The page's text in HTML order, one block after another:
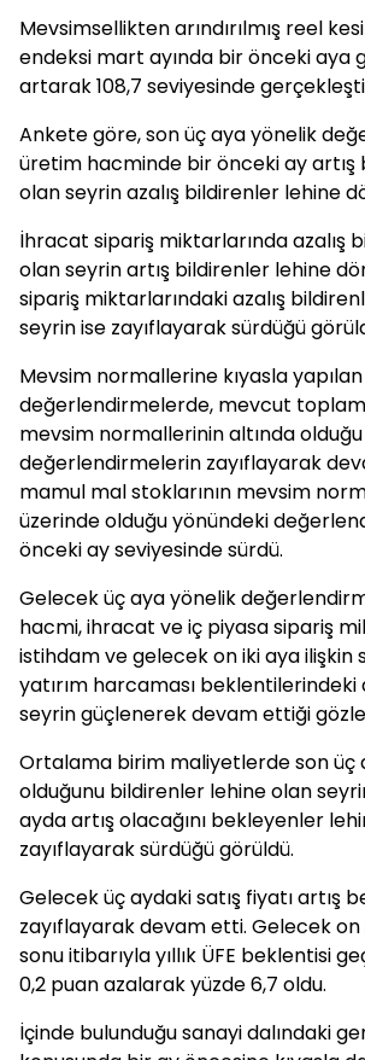
Mevsimsellikten arındırılmış reel
endeksi mart ayında bir önceki aya
artarak 108,7 seviyesinde
Ankete göre, son üç aya yönelik
üretim hacminde bir önceki ay artış
olan seyrin azalış bildirenler lehine
İhracat sipariş miktarlarında azalış
olan seyrin artış bildirenler lehine
sipariş miktarlarındaki azalış
seyrin ise zayıflayarak sürdüğü
Mevsim normallerine kıyasla yapılan
değerlendirmelerde, mevcut
mevsim normallerinin altında
değerlendirmelerin zayıflayarak
mamul mal stoklarının mevsim
üzerinde olduğu yönündeki
önceki ay seviyesinde sürdü.
Gelecek üç aya yönelik
hacmi, ihracat ve iç piyasa sipariş
istihdam ve gelecek on iki aya ilişkin
yatırım harcaması beklentilerindeki
seyrin güçlenerek devam ettiği
Ortalama birim maliyetlerde son üç
olduğunu bildirenler lehine olan
ayda artış olacağını bekleyenler
zayıflayarak sürdüğü görüldü.
Gelecek üç aydaki satış fiyatı artış
zayıflayarak devam etti. Gelecek on
sonu itibarıyla yıllık ÜFE beklentisi
0,2 puan azalarak yüzde 6,7 oldu.
İçinde bulunduğu sanayi dalındaki